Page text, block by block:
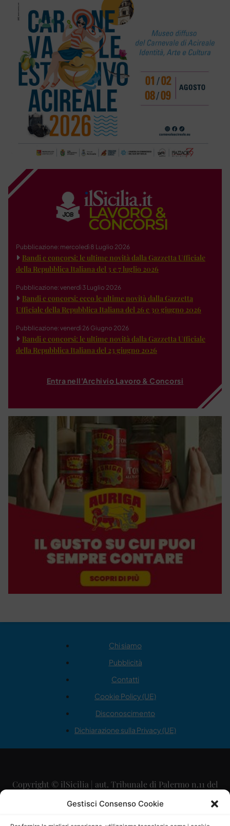
Gestisci Consenso Cookie
Pubblicazione: mercoledì 8 Luglio 2026
Bandi e concorsi: le ultime novità dalla Gazzetta Ufficiale
della Repubblica Italiana del 3 e 7 luglio 2026
Pubblicazione: venerdì 3 Luglio 2026
Bandi e concorsi: ecco le ultime novità dalla Gazzetta
Ufficiale della Repubblica Italiana del 26 e 30 giugno 2026
Pubblicazione: venerdì 26 Giugno 2026
Bandi e concorsi: le ultime novità dalla Gazzetta Ufficiale
della Repubblica Italiana del 23 giugno 2026
Entra nell'Archivio Lavoro & Concorsi
Chi siamo
Pubblicità
Contatti
Cookie Policy (UE)
Disconoscimento
Dichiarazione sulla Privacy (UE)
Copyright © ilSicilia | aut. Tribunale di Palermo n.11 del
29/09/2015